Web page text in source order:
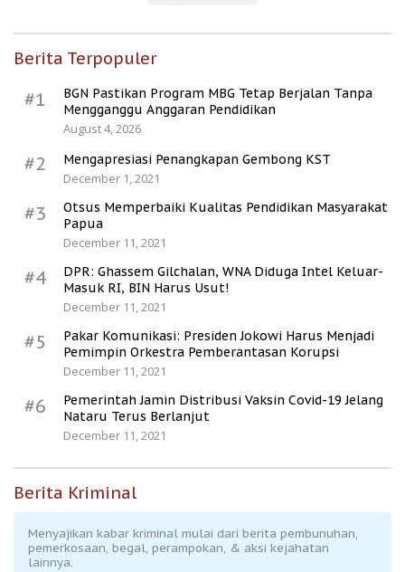
Berita Terpopuler
#1
BGN Pastikan Program MBG Tetap Berjalan Tanpa
Mengganggu Anggaran Pendidikan
August 4, 2026
#2
Mengapresiasi Penangkapan Gembong KST
December 1, 2021
#3
Otsus Memperbaiki Kualitas Pendidikan Masyarakat
Papua
December 11, 2021
#4
DPR: Ghassem Gilchalan, WNA Diduga Intel Keluar-
Masuk RI, BIN Harus Usut!
December 11, 2021
#5
Pakar Komunikasi: Presiden Jokowi Harus Menjadi
Pemimpin Orkestra Pemberantasan Korupsi
December 11, 2021
#6
Pemerintah Jamin Distribusi Vaksin Covid-19 Jelang
Nataru Terus Berlanjut
December 11, 2021
Berita Kriminal
Menyajikan kabar kriminal mulai dari berita pembunuhan,
pemerkosaan, begal, perampokan, & aksi kejahatan
lainnya.